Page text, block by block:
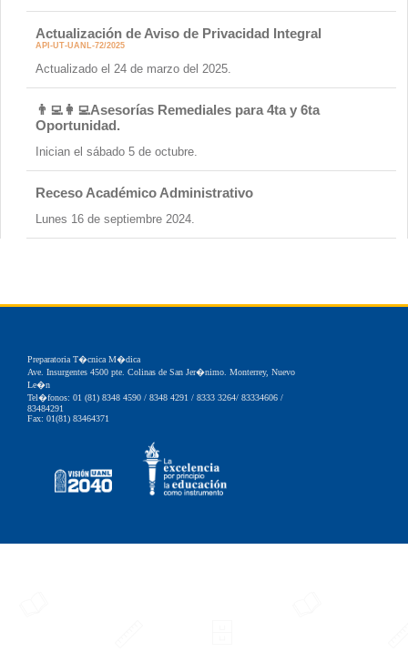
Actualización de Aviso de Privacidad Integral
API-UT-UANL-72/2025
Actualizado el 24 de marzo del 2025.
👨‍💻👩‍💻Asesorías Remediales para 4ta y 6ta
Oportunidad.
Inician el sábado 5 de octubre.
Receso Académico Administrativo
Lunes 16 de septiembre 2024.
Preparatoria T�cnica M�dica
Ave. Insurgentes 4500 pte. Colinas de San Jer�nimo. Monterrey, Nuevo
Le�n
Tel�fonos: 01 (81) 8348 4590 / 8348 4291 / 8333 3264/ 83334606 /
83484291
Fax: 01(81) 83464371